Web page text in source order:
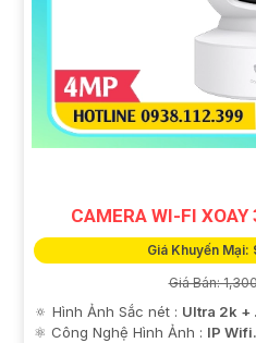
CAMERA WI-FI
Giá Khuyến
Giá Bán:
🔅 Hình Ảnh Sắc nét : Ultra 2k + .
⚛️ Công Nghệ Hình Ảnh : IP Wifi.